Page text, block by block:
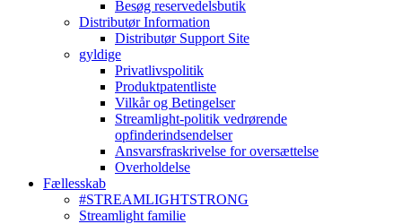
Besøg reservedelsbutik
Distributør Information
Distributør Support Site
gyldige
Privatlivspolitik
Produktpatentliste
Vilkår og Betingelser
Streamlight-politik vedrørende
opfinderindsendelser
Ansvarsfraskrivelse for oversættelse
Overholdelse
Fællesskab
#STREAMLIGHTSTRONG
Streamlight familie